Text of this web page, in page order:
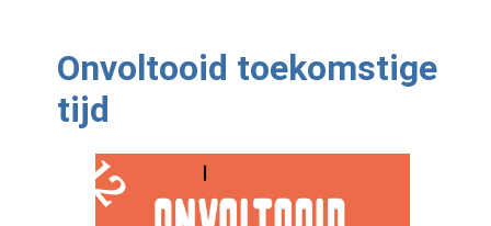
Onvoltooid toekomstige
tijd